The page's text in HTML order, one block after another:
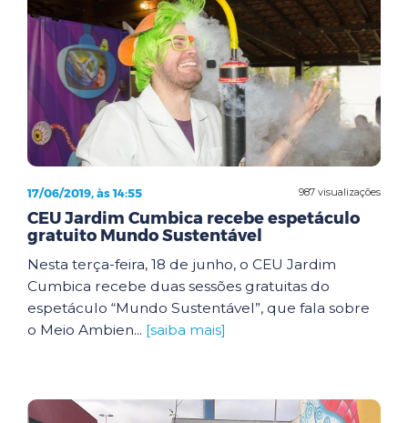
987 visualizações
17/06/2019, às 14:55
CEU Jardim Cumbica recebe espetáculo
gratuito Mundo Sustentável
Nesta terça-feira, 18 de junho, o CEU Jardim
Cumbica recebe duas sessões gratuitas do
espetáculo “Mundo Sustentável”, que fala sobre
o Meio Ambien... [saiba mais]